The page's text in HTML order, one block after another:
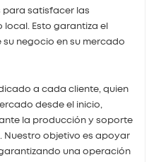
para satisfacer las
Esto garantiza el
negocio en su mercado
a cada cliente, quien
desde el inicio,
la producción y soporte
Nuestro objetivo es apoyar
una operación